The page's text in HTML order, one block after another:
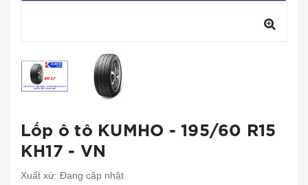
Lốp ô tô KUMHO - 195/60 R15
KH17 - VN
Xuất xứ: Đang cập nhật